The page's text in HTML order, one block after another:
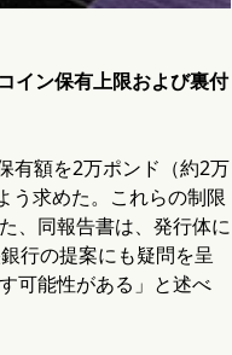
イン保有上限および裏付
有額を2万ポンド（約2万
う求めた。これらの制限
、同報告書は、発行体に
行の提案にも疑問を呈
可能性がある」と述べ